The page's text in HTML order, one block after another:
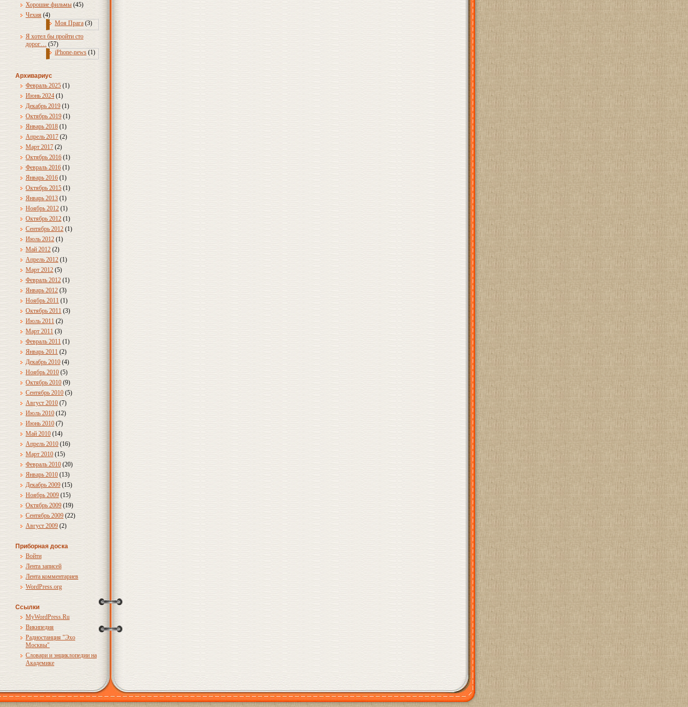
Хорошие фильмы (45)
Чехия (4)
Моя Прага (3)
Я хотел бы пройти сто
дорог… (57)
iPhone-news (1)
Архивариус
Февраль 2025 (1)
Июнь 2024 (1)
Декабрь 2019 (1)
Октябрь 2019 (1)
Январь 2018 (1)
Апрель 2017 (2)
Март 2017 (2)
Октябрь 2016 (1)
Февраль 2016 (1)
Январь 2016 (1)
Октябрь 2015 (1)
Январь 2013 (1)
Ноябрь 2012 (1)
Октябрь 2012 (1)
Сентябрь 2012 (1)
Июль 2012 (1)
Май 2012 (2)
Апрель 2012 (1)
Март 2012 (5)
Февраль 2012 (1)
Январь 2012 (3)
Ноябрь 2011 (1)
Октябрь 2011 (3)
Июль 2011 (2)
Март 2011 (3)
Февраль 2011 (1)
Январь 2011 (2)
Декабрь 2010 (4)
Ноябрь 2010 (5)
Октябрь 2010 (9)
Сентябрь 2010 (5)
Август 2010 (7)
Июль 2010 (12)
Июнь 2010 (7)
Май 2010 (14)
Апрель 2010 (16)
Март 2010 (15)
Февраль 2010 (20)
Январь 2010 (13)
Декабрь 2009 (15)
Ноябрь 2009 (15)
Октябрь 2009 (19)
Сентябрь 2009 (22)
Август 2009 (2)
Приборная доска
Войти
Лента записей
Лента комментариев
WordPress.org
Ссылки
MyWordPress.Ru
Википедия
Радиостанция "Эхо
Москвы"
Словари и энциклопедии на
Академике